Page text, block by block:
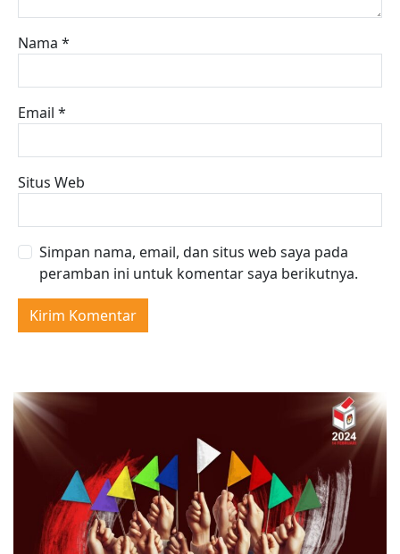
Nama *
Email *
Situs Web
Simpan nama, email, dan situs web saya pada
peramban ini untuk komentar saya berikutnya.